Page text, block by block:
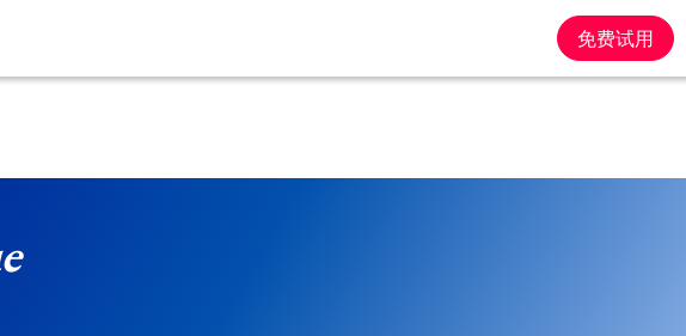
免费试用